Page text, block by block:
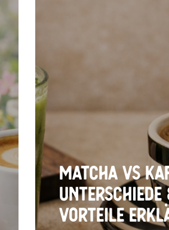
Matcha vs
Unterschiede
Vorteile